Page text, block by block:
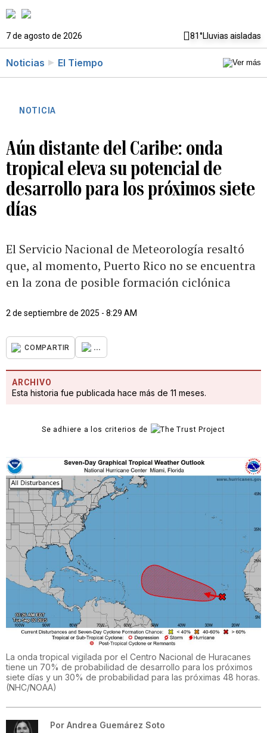
7 de agosto de 2026 81°Lluvias aisladas
Noticias El Tiempo
NOTICIA
Aún distante del Caribe: onda
tropical eleva su potencial de
desarrollo para los próximos siete
días
El Servicio Nacional de Meteorología resaltó
que, al momento, Puerto Rico no se encuentra
en la zona de posible formación ciclónica
2 de septiembre de 2025 - 8:29 AM
COMPARTIR ...
ARCHIVO
Esta historia fue publicada hace más de 11 meses.
Se adhiere a los criterios de
La onda tropical vigilada por el Centro Nacional de Huracanes
tiene un 70% de probabilidad de desarrollo para los próximos
siete días y un 30% de probabilidad para las próximas 48 horas.
(NHC/NOAA)
Por Andrea Guemárez Soto